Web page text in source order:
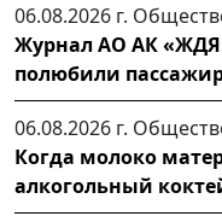
06.08.2026 г.
Журнал АО АК
полюбили
06.08.2026 г.
Когда молоко
алкогольный